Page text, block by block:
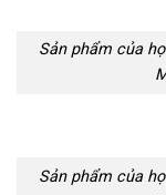
Sản phẩm của
Sản phẩm của